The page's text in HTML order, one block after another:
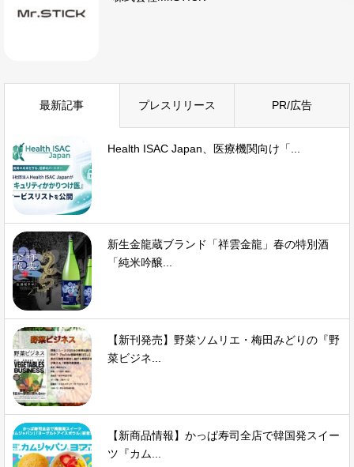
最新記事 プレスリリース PR/広告
Health ISAC Japan、医療機関向け「...
新生金龍蔵ブランド「祥雲金龍」春の特別酒
「純米吟醸...
【新刊発売】野菜ソムリエ・梅田みどりの『野
菜ビジネ...
【新商品情報】かっぱ寿司全店で韓国発スイー
ツ『カム...